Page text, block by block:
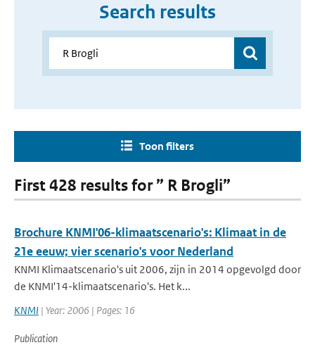
Search results
Toon filters
First 428 results for ” R Brogli”
Brochure KNMI'06-klimaatscenario's: Klimaat in de
21e eeuw; vier scenario's voor Nederland
KNMI Klimaatscenario's uit 2006, zijn in 2014 opgevolgd door
de KNMI'14-klimaatscenario's. Het k...
KNMI | Year: 2006 | Pages: 16
Publication